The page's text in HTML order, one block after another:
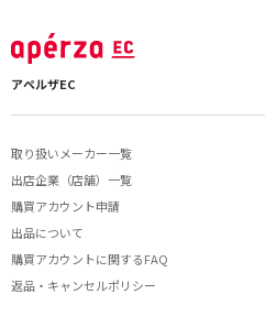
アペルザEC
取り扱いメーカー一覧
出店企業（店舗）一覧
購買アカウント申請
出品について
購買アカウントに関するFAQ
返品・キャンセルポリシー